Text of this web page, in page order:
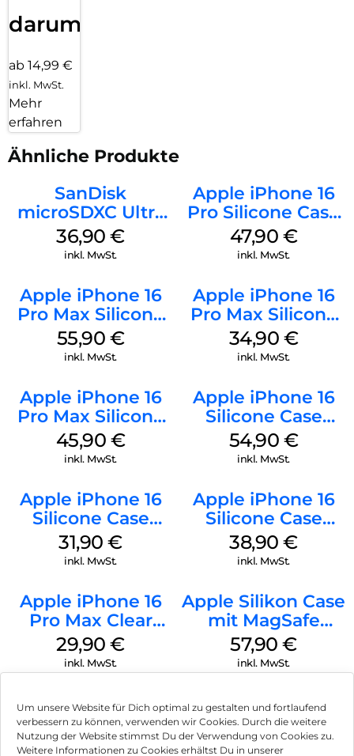
Um unsere Website für Dich optimal zu gestalten und fortlaufend
verbessern zu können, verwenden wir Cookies. Durch die weitere
Nutzung der Website stimmst Du der Verwendung von Cookies zu.
Weitere Informationen zu Cookies erhältst Du in unserer
darum!
ab 14,99 €
inkl. MwSt.
Mehr
erfahren
Ähnliche Produkte
SanDisk
microSDXC Ultra
128 GB + Adapter
Mobile
36,90€
inkl. MwSt.
Apple iPhone 16
Pro Silicone Case
MagSafe Denim
47,90 €
inkl. MwSt.
Apple iPhone 16
Pro Max Silicone
Case MagSafe
Stone Gray
55,90 €
inkl. MwSt.
Apple iPhone 16
Pro Max Silicone
Case MagSafe
Denim
34,90 €
inkl. MwSt.
Apple iPhone 16
Pro Max Silicone
Case MagSafe
Ultramarine
45,90 €
inkl. MwSt.
Apple iPhone 16
Silicone Case
MagSafe Lake
Green
54,90 €
inkl. MwSt.
Apple iPhone 16
Silicone Case
MagSafe Fuchsia
31,90€
inkl. MwSt.
Apple iPhone 16
Silicone Case
MagSafe
Ultramarine
38,90€
inkl. MwSt.
Apple iPhone 16
Pro Max Clear
Case MagSafe
Transparent
29,90€
inkl. MwSt.
Apple Silikon Case
mit MagSafe
iPhone 14 Pro
(PRODUCT)RED
57,90€
inkl. MwSt.
Impressum